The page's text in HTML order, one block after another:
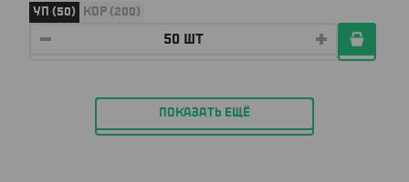
УП (50) КОР (200)
ПОКАЗАТЬ ЕЩЁ